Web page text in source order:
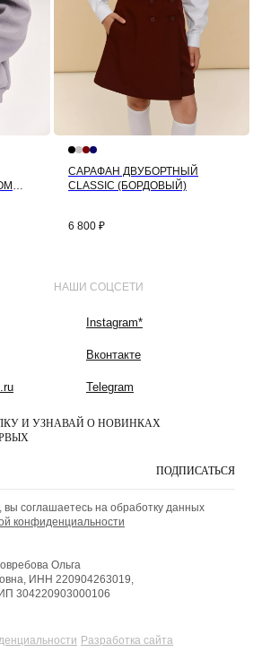
САРАФАН ДВУБОРТНЫЙ
CLASSIC (БОРДОВЫЙ)
6 800 ₽
И УЗНАВАЙ О НОВИНКАХ
ПОДПИСАТЬСЯ
соглашаетесь на обработку данных
конфиденциальности
НАШИ СОЦСЕТИ
Instagram*
Вконтакте
Telegram
Ольга
ИНН 220904263019,
304220903000106
Разработка сайта